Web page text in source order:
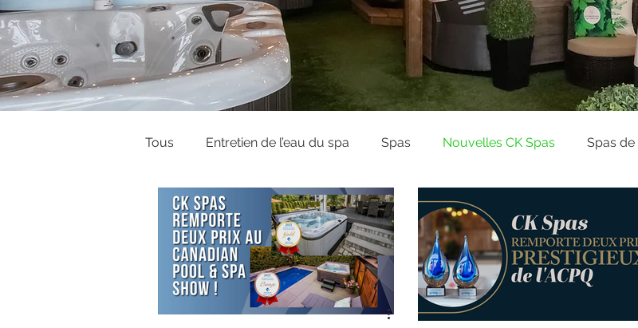
Tous Entretien de l’eau du spa Spas Nouvelles CK Spas Spas
Couvercles et Covana Guides d’achat et planification